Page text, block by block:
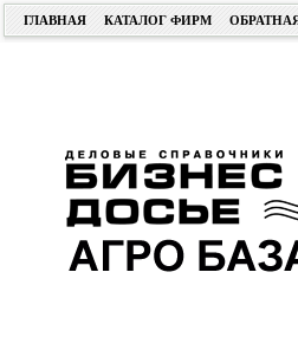
ГЛАВНАЯ КАТАЛОГ ФИРМ